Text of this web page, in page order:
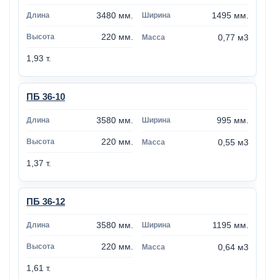
3480 мм. 1495 мм.
220 мм. 0,77 м3
1,93 т.
ПБ 36-10
3580 мм. 995 мм.
220 мм. 0,55 м3
1,37 т.
ПБ 36-12
3580 мм. 1195 мм.
220 мм. 0,64 м3
1,61 т.